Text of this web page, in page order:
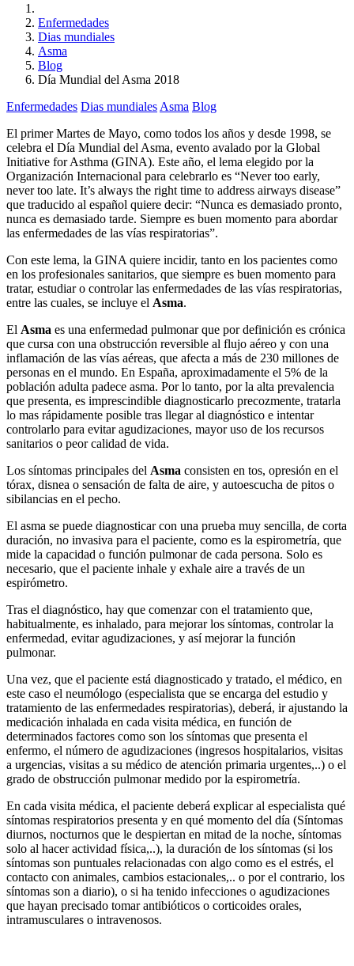
Enfermedades
Dias mundiales
Asma
Blog
Día Mundial del Asma 2018
Enfermedades Dias mundialesAsma Blog
El primer Martes de Mayo, como todos los años y desde 1998, se
celebra el Día Mundial del Asma, evento avalado por la Global
Initiative for Asthma (GINA). Este año, el lema elegido por la
Organización Internacional para celebrarlo es “Never too early,
never too late. It’s always the right time to address airways disease”
que traducido al español quiere decir: “Nunca es demasiado pronto,
nunca es demasiado tarde. Siempre es buen momento para abordar
las enfermedades de las vías respiratorias”.
Con este lema, la GINA quiere incidir, tanto en los pacientes como
en los profesionales sanitarios, que siempre es buen momento para
tratar, estudiar o controlar las enfermedades de las vías respiratorias,
entre las cuales, se incluye el Asma.
El Asma es una enfermedad pulmonar que por definición es crónica
que cursa con una obstrucción reversible al flujo aéreo y con una
inflamación de las vías aéreas, que afecta a más de 230 millones de
personas en el mundo. En España, aproximadamente el 5% de la
población adulta padece asma. Por lo tanto, por la alta prevalencia
que presenta, es imprescindible diagnosticarlo precozmente, tratarla
lo mas rápidamente posible tras llegar al diagnóstico e intentar
controlarlo para evitar agudizaciones, mayor uso de los recursos
sanitarios o peor calidad de vida.
Los síntomas principales del Asma consisten en tos, opresión en el
tórax, disnea o sensación de falta de aire, y autoescucha de pitos o
sibilancias en el pecho.
El asma se puede diagnosticar con una prueba muy sencilla, de corta
duración, no invasiva para el paciente, como es la espirometría, que
mide la capacidad o función pulmonar de cada persona. Solo es
necesario, que el paciente inhale y exhale aire a través de un
espirómetro.
Tras el diagnóstico, hay que comenzar con el tratamiento que,
habitualmente, es inhalado, para mejorar los síntomas, controlar la
enfermedad, evitar agudizaciones, y así mejorar la función
pulmonar.
Una vez, que el paciente está diagnosticado y tratado, el médico, en
este caso el neumólogo (especialista que se encarga del estudio y
tratamiento de las enfermedades respiratorias), deberá, ir ajustando la
medicación inhalada en cada visita médica, en función de
determinados factores como son los síntomas que presenta el
enfermo, el número de agudizaciones (ingresos hospitalarios, visitas
a urgencias, visitas a su médico de atención primaria urgentes,..) o el
grado de obstrucción pulmonar medido por la espirometría.
En cada visita médica, el paciente deberá explicar al especialista qué
síntomas respiratorios presenta y en qué momento del día (Síntomas
diurnos, nocturnos que le despiertan en mitad de la noche, síntomas
solo al hacer actividad física,..), la duración de los síntomas (si los
síntomas son puntuales relacionadas con algo como es el estrés, el
contacto con animales, cambios estacionales,.. o por el contrario, los
síntomas son a diario), o si ha tenido infecciones o agudizaciones
que hayan precisado tomar antibióticos o corticoides orales,
intramusculares o intravenosos.